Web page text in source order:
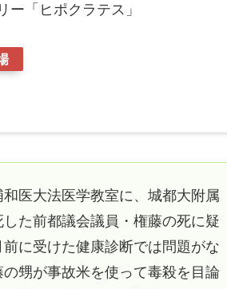
ー「ヒポクラテス」
医大法医学教室に、城都大附属
た前都議会議員・権藤の死に疑
に受けた健康診断では問題がな
甥が事故米を使って毒殺を目論